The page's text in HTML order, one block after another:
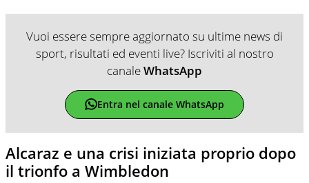
Vuoi essere sempre aggiornato su ultime news di
sport, risultati ed eventi live? Iscriviti al nostro
canaleWhatsApp
Entra nel canale WhatsApp
Alcaraz e una crisi iniziata proprio dopo
il trionfo a Wimbledon